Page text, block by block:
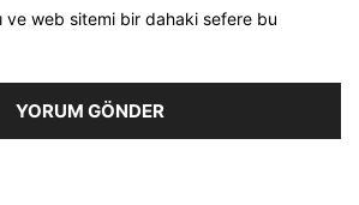
ve web sitemi bir dahaki sefere bu